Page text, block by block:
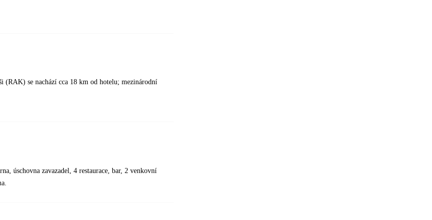
(RAK) se nachází cca 18 km od hotelu; mezinárodní
úschovna zavazadel, 4 restaurace, bar, 2 venkovní